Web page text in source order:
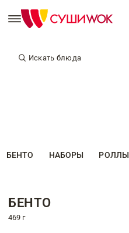
Искать блюда
БЕНТО НАБОРЫ РОЛЛЫ
БЕНТО
469 г